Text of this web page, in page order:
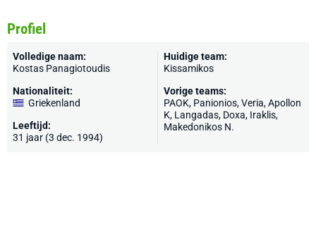
Profiel
Volledige naam:
Kostas Panagiotoudis
Nationaliteit:
Griekenland
Leeftijd:
31 jaar (3 dec. 1994)
Huidige team:
Kissamikos
Vorige teams:
PAOK, Panionios, Veria, Apollon
K, Langadas, Doxa, Iraklis,
Makedonikos N.